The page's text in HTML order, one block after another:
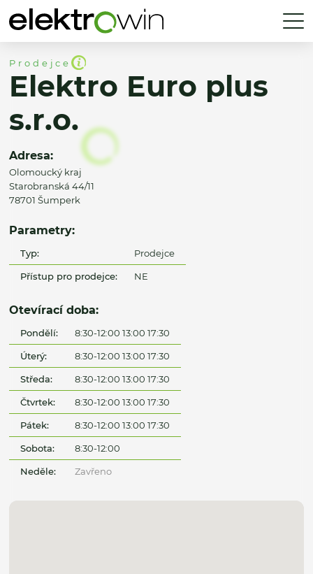
Prodejce
Elektro Euro plus
s.r.o.
Adresa:
Olomoucký kraj
Starobranská 44/11
78701 Šumperk
Parametry:
Typ: Prodejce
Přístup pro prodejce: NE
Otevírací doba:
Pondělí: 8:30-12:00 13:00 17:30
Úterý: 8:30-12:00 13:00 17:30
Středa: 8:30-12:00 13:00 17:30
Čtvrtek: 8:30-12:00 13:00 17:30
Pátek: 8:30-12:00 13:00 17:30
Sobota: 8:30-12:00
Neděle: Zavřeno